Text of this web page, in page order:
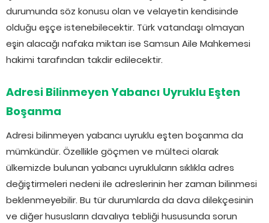
durumunda söz konusu olan ve velayetin kendisinde
olduğu eşçe istenebilecektir. Türk vatandaşı olmayan
eşin alacağı nafaka miktarı ise Samsun Aile Mahkemesi
hakimi tarafından takdir edilecektir.
Adresi Bilinmeyen Yabancı Uyruklu Eşten
Boşanma
Adresi bilinmeyen yabancı uyruklu eşten boşanma da
mümkündür. Özellikle göçmen ve mülteci olarak
ülkemizde bulunan yabancı uyrukluların sıklıkla adres
değiştirmeleri nedeni ile adreslerinin her zaman bilinmesi
beklenmeyebilir. Bu tür durumlarda da dava dilekçesinin
ve diğer hususların davalıya tebliği hususunda sorun